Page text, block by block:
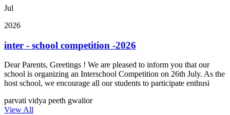
Jul
2026
inter - school competition -2026
Dear Parents, Greetings ! We are pleased to inform you that our
school is organizing an Interschool Competition on 26th July. As the
host school, we encourage all our students to participate enthusi
parvati vidya peeth gwalior
View All